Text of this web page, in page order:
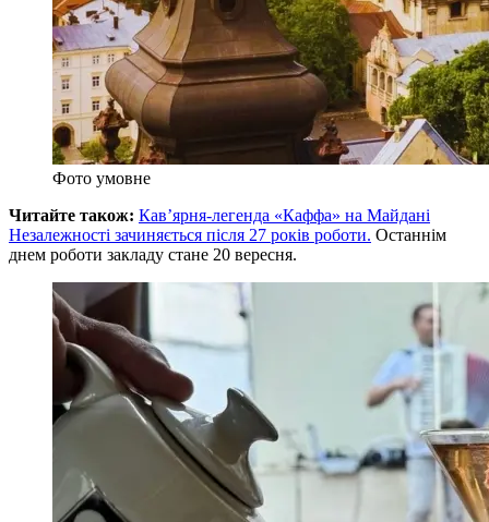
Фото умовне
Читайте також: Кав’ярня-легенда «Каффа» на Майдані
Незалежності зачиняється після 27 років роботи. Останнім
днем роботи закладу стане 20 вересня.